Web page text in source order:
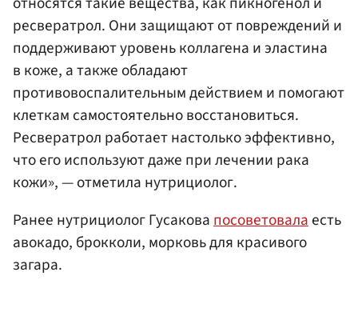
ресвератрол. Они защищают от повреждений и
поддерживают уровень коллагена и эластина
в коже, а также обладают
противовоспалительным действием и помогают
клеткам самостоятельно восстановиться.
Ресвератрол работает настолько эффективно,
что его используют даже при лечении рака
кожи», — отметила нутрициолог.
Ранее нутрициолог Гусаковапосоветовалаесть
авокадо, брокколи, морковь для красивого
загара.